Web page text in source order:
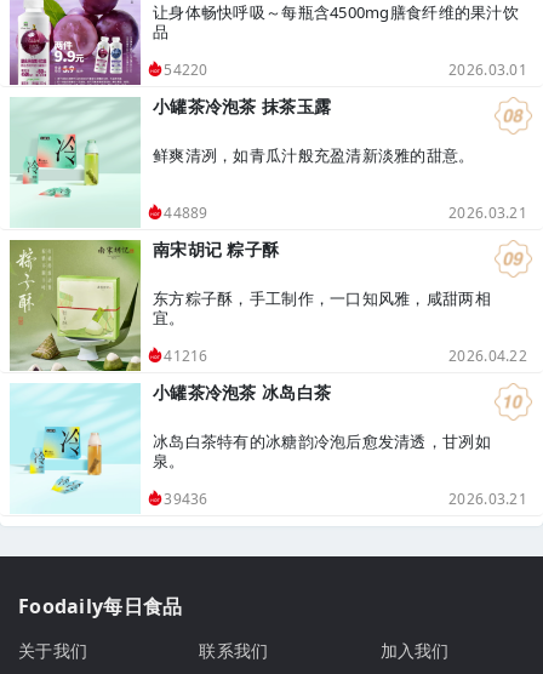
让身体畅快呼吸～每瓶含4500mg膳食纤维的果汁饮
品
54220 2026.03.01
小罐茶冷泡茶 抹茶玉露
鲜爽清冽，如青瓜汁般充盈清新淡雅的甜意。
44889 2026.03.21
南宋胡记 粽子酥
东方粽子酥，手工制作，一口知风雅，咸甜两相
宜。
41216 2026.04.22
小罐茶冷泡茶 冰岛白茶
冰岛白茶特有的冰糖韵冷泡后愈发清透，甘冽如
泉。
39436 2026.03.21
Foodaily每日食品
关于我们 联系我们
加入我们